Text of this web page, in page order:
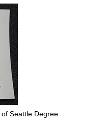
Seattle Degree